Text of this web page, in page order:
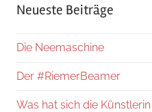
Neueste Beiträge
Die Neemaschine
Der #RiemerBeamer
Was hat sich die